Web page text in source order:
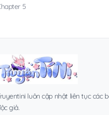
5
luôn cập nhật liên tục các
giả.